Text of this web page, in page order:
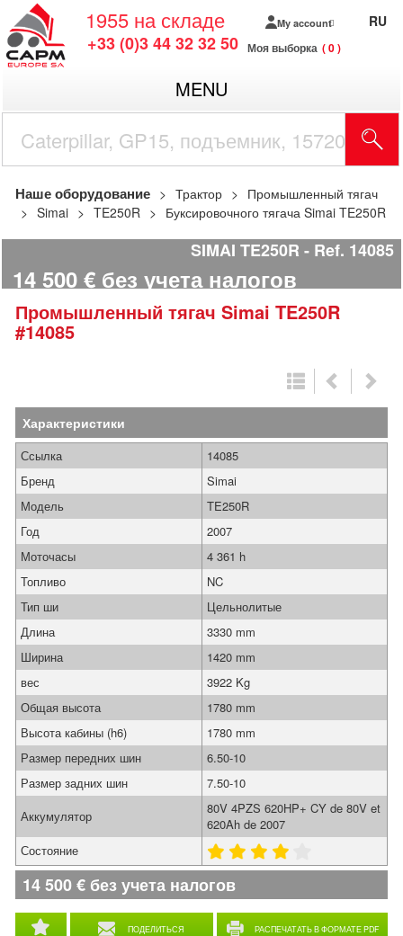
1955 на складе
+33 (0)3 44 32 32 50
My account
Моя выборка 0
RU
MENU
Наше оборудование Трактор
Промышленный тягач
Simai
TE250R Буксировочного тягача Simai TE250R
SIMAI TE250R Ref. 14085
14 500 € без учета налогов
Промышленный тягач Simai TE250R
#14085
Характеристики
ПОДЕЛИТЬСЯ РАСПЕЧАТАТЬ В ФОРМАТЕ PDF
Ссылка
14085
Бренд
Simai
Модель
TE250R
Год
2007
Моточасы
4 361 h
Топливо
NC
Тип ши
Цельнолитые
Длина
3330 mm
Ширина
1420 mm
вес
3922 Kg
Общая высота
1780 mm
Высота кабины (h6)
1780 mm
Размер передних шин
6.50-10
Размер задних шин
7.50-10
Аккумулятор
80V 4PZS 620HP+ CY de 80V et
620Ah de 2007
Состояние
14 500€ без учета налогов